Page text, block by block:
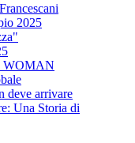
2025
WOMAN
deve arrivare
Una Storia di